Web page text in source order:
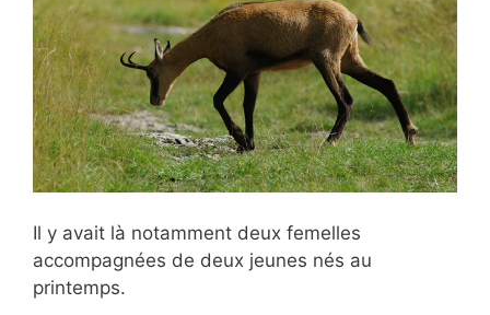
Il y avait là notamment deux femelles
accompagnées de deux jeunes nés au
printemps.